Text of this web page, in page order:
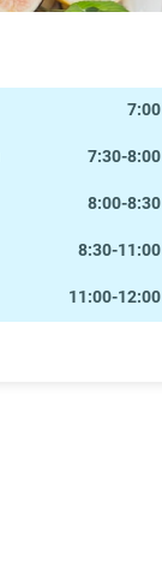
7:00
7:30-8:00
8:00-8:30
8:30-11:00
11:00-12:00